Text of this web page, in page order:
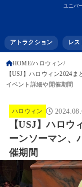
ユニバ
アトラクション レ
HOME ハロウィン
【USJ】ハロウィン2024
イベント詳細や開催期間
ハロウィン
【USJ】ハロウ
ーンソーマン、
催期間